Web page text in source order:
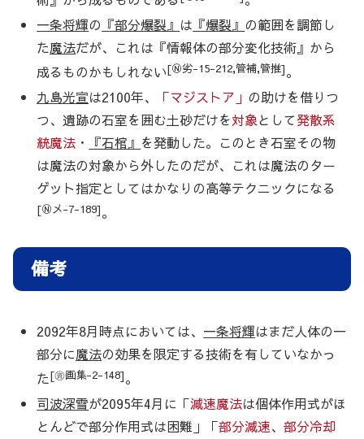
一条将輝の 『部分爆裂』 は 『爆裂』 の範囲を調節し
た魔法だが、これは『情報体の部分変化技術』から
成るものかもしれない[Ⓝ劣-15-212,管補,管推]。
九島光宣は2100年、 「マジストア」 の助けを借りつ
つ、遺跡の石室を囲む土砂だけを対象として発散系
統魔法 ・ 『石棺』 を発動した。このとき石室その物
は魔法の対象から外したのだが、これは魔法のター
ゲット指定としてはかなりの高等テクニックになる
[Ⓝメ-7-189]。
備考
2092年8月時点においては、 一条将輝はまだ人体の一
部分に魔法の効果を限定する技術を有していなかっ
た[㊮画集-2-148]。
司波深雪が2095年4月に「減速魔法は個体作用式がほ
とんどで部分作用式は困難」「部分減速、部分冷却